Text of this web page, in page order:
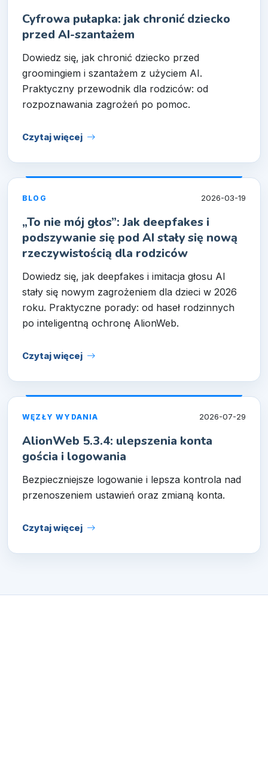
Cyfrowa pułapka: jak chronić dziecko
przed AI-szantażem
Dowiedz się, jak chronić dziecko przed
groomingiem i szantażem z użyciem AI.
Praktyczny przewodnik dla rodziców: od
rozpoznawania zagrożeń po pomoc.
Czytaj więcej
BLOG 2026-03-19
„To nie mój głos”: Jak deepfakes i
podszywanie się pod AI stały się nową
rzeczywistością dla rodziców
Dowiedz się, jak deepfakes i imitacja głosu AI
stały się nowym zagrożeniem dla dzieci w 2026
roku. Praktyczne porady: od haseł rodzinnych
po inteligentną ochronę AlionWeb.
Czytaj więcej
WĘZŁY WYDANIA 2026-07-29
AlionWeb 5.3.4: ulepszenia konta
gościa i logowania
Bezpieczniejsze logowanie i lepsza kontrola nad
przenoszeniem ustawień oraz zmianą konta.
Czytaj więcej